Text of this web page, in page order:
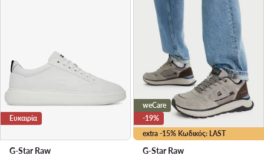
Ευκαιρία
G-Star Raw
extra -15% Κωδικός: LAST
weCare
-19%
G-Star Raw